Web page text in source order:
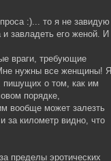
:)... то я не завидую
завладеть его женой. И
враги, требующие
нужны все женщины! Я
пишущих о том, как им
порядке,
вообще может залезть
за километр видно, что
пределы эротических